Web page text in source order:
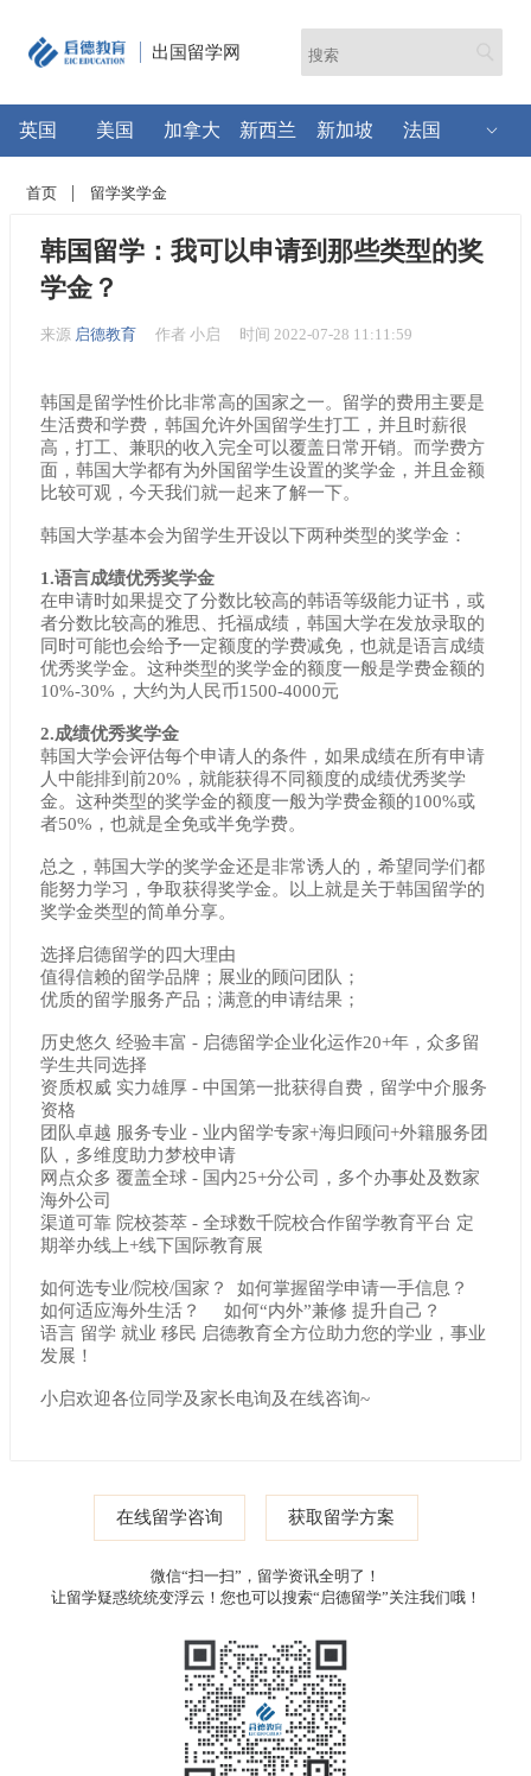
出国留学网
英国 美国 加拿大 新西兰 新加坡 法国
首页 留学奖学金
韩国留学：我可以申请到那些类型的奖
学金？
来源 启德教育 作者 小启 时间 2022-07-28 11:11:59
韩国是留学性价比非常高的国家之一。留学的费用主要是
生活费和学费，韩国允许外国留学生打工，并且时薪很
高，打工、兼职的收入完全可以覆盖日常开销。而学费方
面，韩国大学都有为外国留学生设置的奖学金，并且金额
比较可观，今天我们就一起来了解一下。
韩国大学基本会为留学生开设以下两种类型的奖学金：
1.语言成绩优秀奖学金
在申请时如果提交了分数比较高的韩语等级能力证书，或
者分数比较高的雅思、托福成绩，韩国大学在发放录取的
同时可能也会给予一定额度的学费减免，也就是语言成绩
优秀奖学金。这种类型的奖学金的额度一般是学费金额的
10%-30%，大约为人民币1500-4000元
2.成绩优秀奖学金
韩国大学会评估每个申请人的条件，如果成绩在所有申请
人中能排到前20%，就能获得不同额度的成绩优秀奖学
金。这种类型的奖学金的额度一般为学费金额的100%或
者50%，也就是全免或半免学费。
总之，韩国大学的奖学金还是非常诱人的，希望同学们都
能努力学习，争取获得奖学金。以上就是关于韩国留学的
奖学金类型的简单分享。
选择启德留学的四大理由
值得信赖的留学品牌；展业的顾问团队；
优质的留学服务产品；满意的申请结果；
历史悠久 经验丰富 - 启德留学企业化运作20+年，众多留
学生共同选择
资质权威 实力雄厚 - 中国第一批获得自费，留学中介服务
资格
团队卓越 服务专业 - 业内留学专家+海归顾问+外籍服务团
队，多维度助力梦校申请
网点众多 覆盖全球 - 国内25+分公司，多个办事处及数家
海外公司
渠道可靠 院校荟萃 - 全球数千院校合作留学教育平台 定
期举办线上+线下国际教育展
如何选专业/院校/国家？ 如何掌握留学申请一手信息？
如何适应海外生活？ 如何“内外”兼修 提升自己？
语言 留学 就业 移民 启德教育全方位助力您的学业，事业
发展！
小启欢迎各位同学及家长电询及在线咨询~
在线留学咨询 获取留学方案
微信“扫一扫”，留学资讯全明了！
让留学疑惑统统变浮云！您也可以搜索“启德留学”关注我们哦！